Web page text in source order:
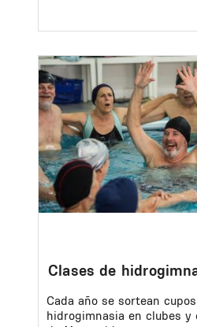
Image
Clases de
Cada año se sortean
hidrogimnasia en clubes y